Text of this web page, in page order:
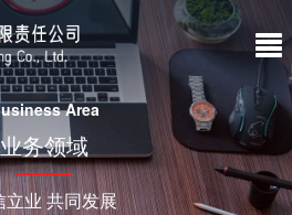
Area
业务领域
立业 共同发展